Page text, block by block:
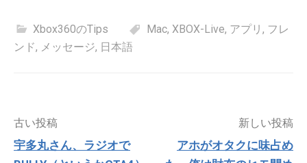
Xbox360のTips Mac, XBOX-Live, アプリ , フレ
ンド, メッセージ, 日本語
投
稿
ナ
古い投稿
宇多丸さん、ラジオで
新しい投稿
アホがオタクに味占め